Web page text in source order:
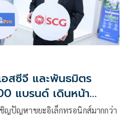
อสซีจี และพันธมิตร
แบรนด์ เดินหน้า
จหมุนเวียน
ญปัญหาขยะอิเล็กทรอนิกส์มากกว่า